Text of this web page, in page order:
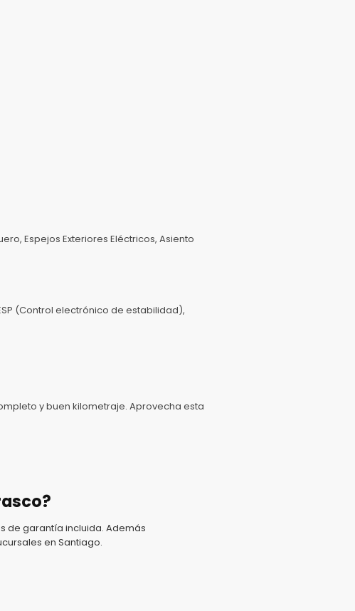
Espejos Exteriores Eléctricos, Asiento
(Control electrónico de estabilidad),
y buen kilometraje. Aprovecha esta
de garantía incluida. Además
en Santiago.